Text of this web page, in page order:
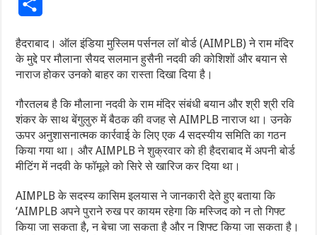
हैदराबाद। ऑल इंडिया मुस्लिम पर्सनल लॉ बोर्ड (AIMPLB) ने राम मंदिर
के मुद्दे पर मौलाना सैयद सलमान हुसैनी नदवी की कोशिशों और बयान से
नाराज होकर उनको बाहर का रास्ता दिखा दिया है।
गौरतलब है कि मौलाना नदवी के राम मंदिर संबंधी बयान और श्री श्री रवि
शंकर के साथ बेंगुलुरु में बैठक की वजह से AIMPLB नाराज था। उनके
ऊपर अनुशासनात्मक कार्रवाई के लिए एक 4 सदस्यीय समिति का गठन
किया गया था। और AIMPLB ने शुक्रवार को ही हैदराबाद में अपनी बोर्ड
मीटिंग में नदवी के फॉमूले को सिरे से खारिज कर दिया था।
AIMPLB के सदस्य कासिम इलयास ने जानकारी देते हुए बताया कि
‘AIMPLB अपने पुराने रुख पर कायम रहेगा कि मस्जिद को न तो गिफ्ट
किया जा सकता है, न बेचा जा सकता है और न शिफ्ट किया जा सकता है।